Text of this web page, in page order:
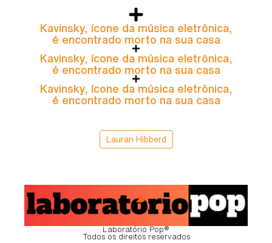
Kavinsky, ícone da música eletrônica,
é encontrado morto na sua casa
Kavinsky, ícone da música eletrônica,
é encontrado morto na sua casa
Kavinsky, ícone da música eletrônica,
é encontrado morto na sua casa
Lauran Hibberd
Laboratório Pop®
Todos os direitos reservados